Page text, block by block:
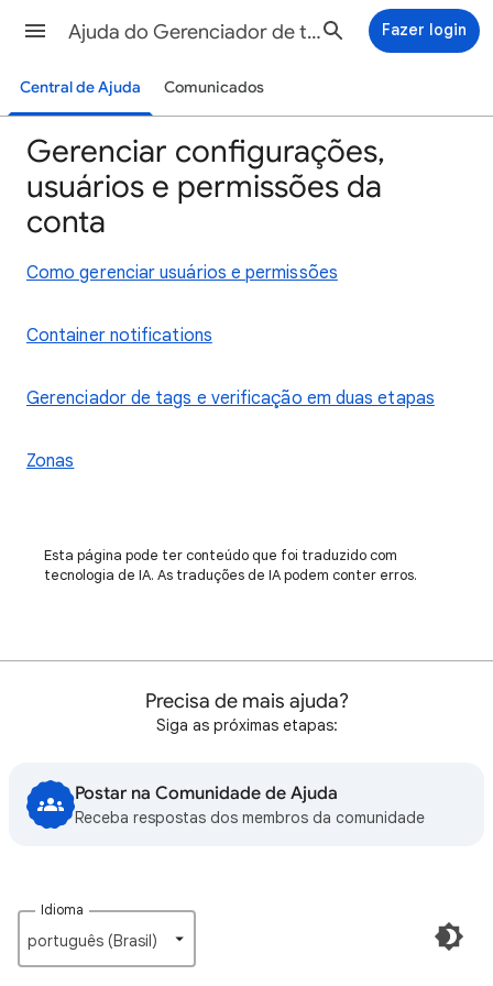
Ajuda do Gerenciador de tags Fazer login
Central de Ajuda Comunicados
Gerenciar configurações,
usuários e permissões da
conta
Como gerenciar usuários e permissões
Container notifications
Gerenciador de tags e verificação em duas etapas
Zonas
Esta página pode ter conteúdo que foi traduzido com
tecnologia de IA. As traduções de IA podem conter erros.
Precisa de mais ajuda?
Siga as próximas etapas:
Postar na Comunidade de Ajuda
Receba respostas dos membros da comunidade
Idioma
português (Brasil)‎